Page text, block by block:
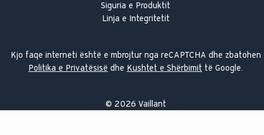
Siguria e Produktit
Linja e Integritetit
Kjo faqe interneti është e mbrojtur nga reCAPTCHA dhe zbatohen
Politika e Privatësisë dhe Kushtet e Shërbimit të Google.
© 2026 Vaillant